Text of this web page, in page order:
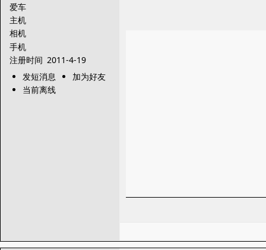
爱车
主机
相机
手机
注册时间 2011-4-19
发短消息
加为好友
当前离线